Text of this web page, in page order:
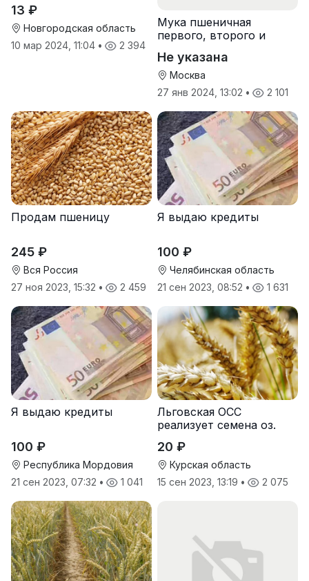
13 ₽
Новгородская область
10 мар 2024, 11:04 • 2 394
Мука пшеничная
первого, второго и
Не указана
Москва
27 янв 2024, 13:02 • 2 101
Продам пшеницу
245 ₽
Вся Россия
27 ноя 2023, 15:32 • 2 459
Я выдаю кредиты
100 ₽
Челябинская область
21 сен 2023, 08:52 • 1 631
Я выдаю кредиты
100 ₽
Республика Мордовия
21 сен 2023, 07:32 • 1 041
Льговская ОСС
реализует семена оз.
20 ₽
Курская область
15 сен 2023, 13:19 • 2 075